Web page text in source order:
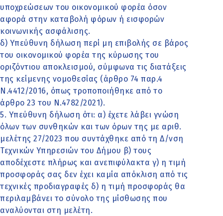
υποχρεώσεων του οικονομικού φορέα όσον
αφορά στην καταβολή φόρων ή εισφορών
κοινωνικής ασφάλισης.
δ) Υπεύθυνη δήλωση περί μη επιβολής σε βάρος
του οικονομικού φορέα της κύρωσης του
οριζόντιου αποκλεισμού, σύμφωνα τις διατάξεις
της κείμενης νομοθεσίας (άρθρο 74 παρ.4
Ν.4412/2016, όπως τροποποιήθηκε από το
άρθρο 23 του Ν.4782/2021).
5. Υπεύθυνη δήλωση ότι: α) έχετε λάβει γνώση
όλων των συνθηκών και των όρων της με αριθ.
μελέτης 27/2023 που συντάχθηκε από τη Δ/νση
Τεχνικών Υπηρεσιών του Δήμου β) τους
αποδέχεστε πλήρως και ανεπιφύλακτα γ) η τιμή
προσφοράς σας δεν έχει καμία απόκλιση από τις
τεχνικές προδιαγραφές δ) η τιμή προσφοράς θα
περιλαμβάνει το σύνολο της μίσθωσης που
αναλύονται στη μελέτη.